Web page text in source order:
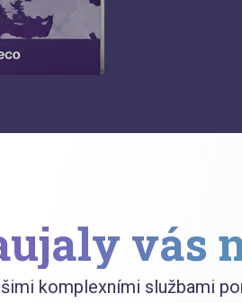
vás
komplexními službami